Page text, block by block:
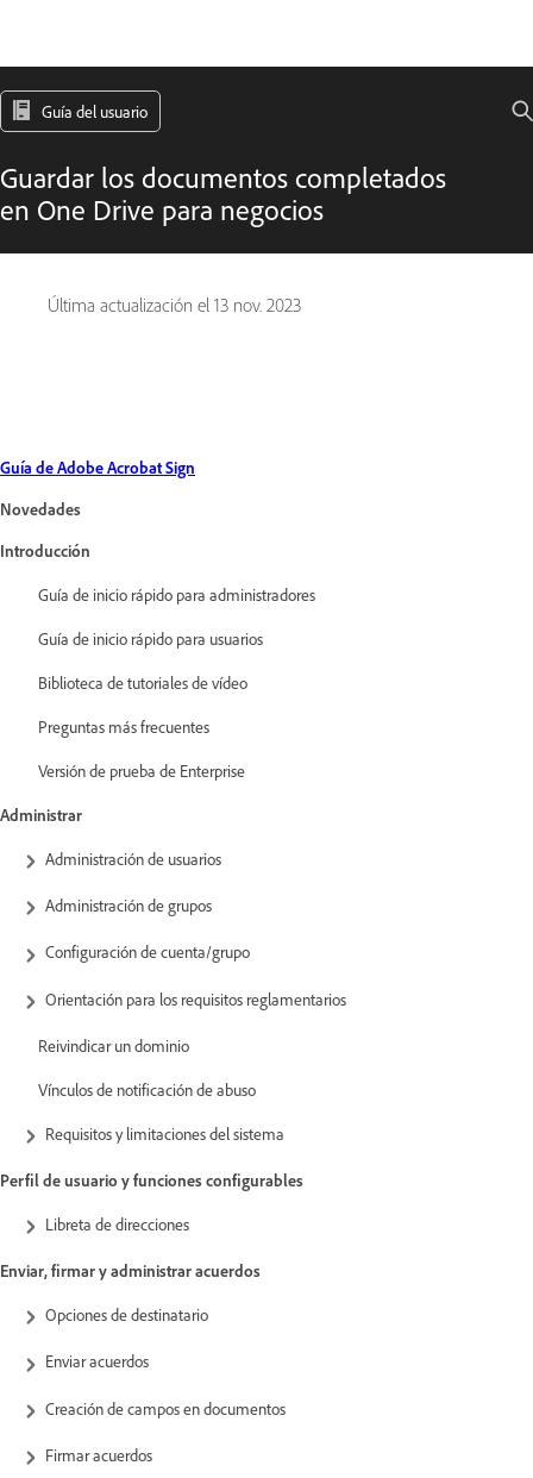
Guía del usuario
Guardar los documentos completados
en One Drive para negocios
Última actualización el 13 nov. 2023
Guía de Adobe Acrobat Sign
Novedades
Introducción
Guía de inicio rápido para administradores
Guía de inicio rápido para usuarios
Biblioteca de tutoriales de vídeo
Preguntas más frecuentes
Versión de prueba de Enterprise
Administrar
Administración de usuarios
Administración de grupos
Configuración de cuenta/grupo
Orientación para los requisitos reglamentarios
Reivindicar un dominio
Vínculos de notificación de abuso
Requisitos y limitaciones del sistema
Perfil de usuario y funciones configurables
Libreta de direcciones
Enviar, firmar y administrar acuerdos
Opciones de destinatario
Enviar acuerdos
Creación de campos en documentos
Firmar acuerdos